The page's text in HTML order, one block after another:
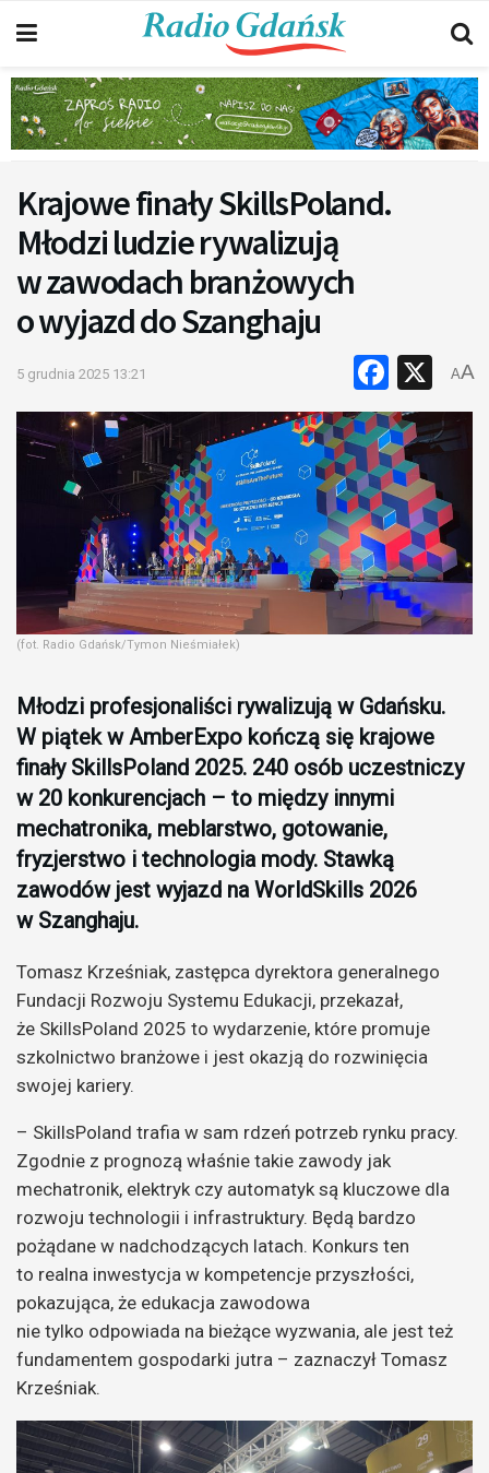
Krajowe finały SkillsPoland.
Młodzi ludzie rywalizują
w zawodach branżowych
o wyjazd do Szanghaju
5 grudnia 2025 13:21 X
AA
(fot. Radio Gdańsk/Tymon Nieśmiałek)
Młodzi profesjonaliści rywalizują w Gdańsku.
W piątek w AmberExpo kończą się krajowe
finały SkillsPoland 2025. 240 osób uczestniczy
w 20 konkurencjach – to między innymi
mechatronika, meblarstwo, gotowanie,
fryzjerstwo i technologia mody. Stawką
zawodów jest wyjazd na WorldSkills 2026
w Szanghaju.
Tomasz Krześniak, zastępca dyrektora generalnego
Fundacji Rozwoju Systemu Edukacji, przekazał,
że SkillsPoland 2025 to wydarzenie, które promuje
szkolnictwo branżowe i jest okazją do rozwinięcia
swojej kariery.
– SkillsPoland trafia w sam rdzeń potrzeb rynku pracy.
Zgodnie z prognozą właśnie takie zawody jak
mechatronik, elektryk czy automatyk są kluczowe dla
rozwoju technologii i infrastruktury. Będą bardzo
pożądane w nadchodzących latach. Konkurs ten
to realna inwestycja w kompetencje przyszłości,
pokazująca, że edukacja zawodowa
nie tylko odpowiada na bieżące wyzwania, ale jest też
fundamentem gospodarki jutra – zaznaczył Tomasz
Krześniak.